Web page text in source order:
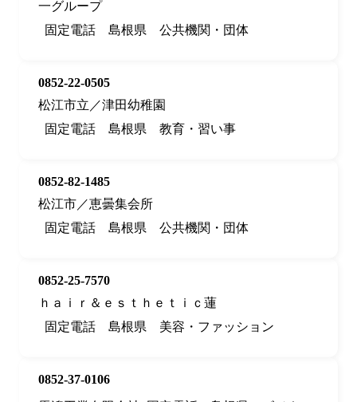
一グループ
固定電話
島根県 公共機関・団体
0852-22-0505
松江市立／津田幼稚園
固定電話
島根県 教育・習い事
0852-82-1485
松江市／恵曇集会所
固定電話
島根県 公共機関・団体
0852-25-7570
ｈａｉｒ＆ｅｓｔｈｅｔｉｃ蓮
固定電話
島根県 美容・ファッション
0852-37-0106